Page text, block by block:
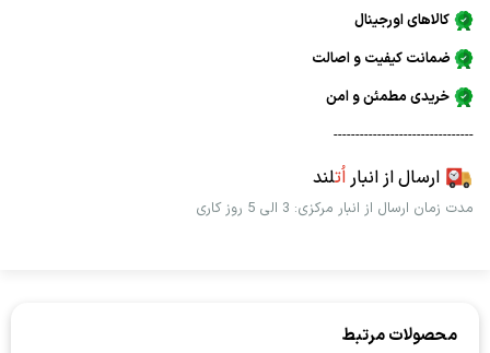
کالاهای اورجینال
ضمانت کیفیت و اصالت
خریدی مطمئن و امن
--------------------------------
ارسال از انباراُتلند
مدت زمان ارسال از انبار مرکزی: 3 الی 5 روز کاری
محصولات مرتبط